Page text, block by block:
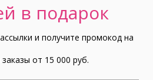
в подарок
и получите промокод на
от 15 000 руб.